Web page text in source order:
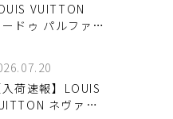
VUITTON
ドゥ パルファン
ました♪
入荷速報】LOUIS
ネヴァー